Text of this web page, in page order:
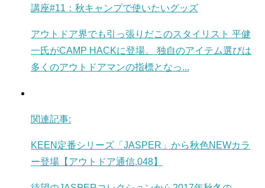
講座#11：秋キャンプで使いたいグッズ
アウトドア界でも引っ張りだこのスタイリスト 平健
一氏がCAMP HACKに登場。 独自のアイテム選びは
多くのアウトドアマンの指標となっ...
関連記事:
KEEN定番シリーズ「JASPER」から秋色NEWカラ
ー登場【アウトドア通信.048】